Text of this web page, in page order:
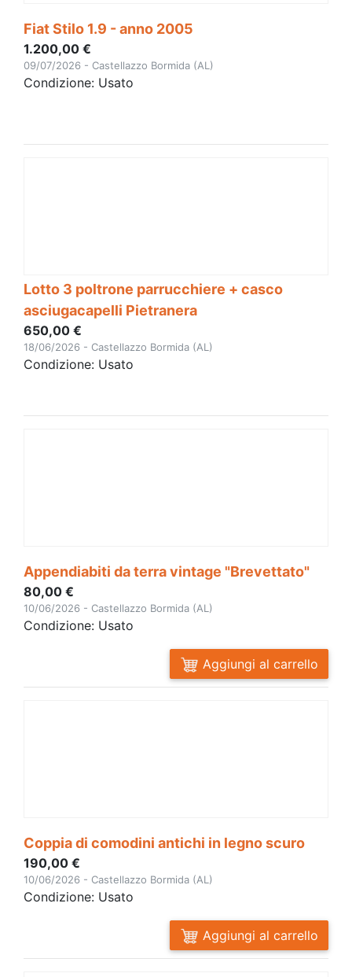
Fiat Stilo 1.9 - anno 2005
1.200,00 €
09/07/2026 - Castellazzo Bormida (AL)
Condizione: Usato
Lotto 3 poltrone parrucchiere + casco
asciugacapelli Pietranera
650,00 €
18/06/2026 - Castellazzo Bormida (AL)
Condizione: Usato
Appendiabiti da terra vintage "Brevettato"
80,00 €
10/06/2026 - Castellazzo Bormida (AL)
Condizione: Usato
Aggiungi al carrello
Coppia di comodini antichi in legno scuro
190,00 €
10/06/2026 - Castellazzo Bormida (AL)
Condizione: Usato
Aggiungi al carrello